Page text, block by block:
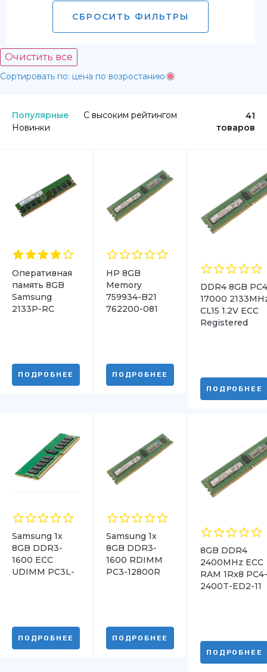
СБРОСИТЬ ФИЛЬТРЫ
Очистить все
Сортировать по: цена по возростанию
41
товаров
Популярные
С высоким рейтингом
Новинки
Оперативная
память 8GB
Samsung
2133P-RC
ПОДРОБНЕЕ
HP 8GB
Memory
759934-B21
762200-081
ПОДРОБНЕЕ
DDR4 8GB
17000
CL15 1.2V ECC
Registered
ПОДРОБНЕЕ
Samsung 1x
8GB DDR3-
1600 ECC
UDIMM PC3L-
ПОДРОБНЕЕ
Samsung 1x
8GB DDR3-
1600 RDIMM
PC3-12800R
ПОДРОБНЕЕ
8GB DDR4
2400MHz ECC
RAM 1Rx8
2400T-ED2-11
ПОДРОБНЕЕ